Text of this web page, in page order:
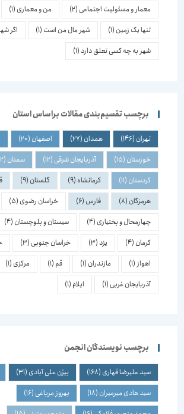
معمار و مسئولیت اجتماعی(2) من و معماری(1)
تنها یک زمین(1) شهر مال من است(1) اگر
شهر به چه کسی تعلق دارد(1)
برچسب تقسیم‌بندی مقالات براساس استان
تهران(146) همدان(27) اصفهان(20)
خوزستان(15) آذربایجان شرقی(12) سمنان(12)
کردستان(11) کرمانشاه(9) گلستان(9)
هرمزگان(8) فارس(6) خراسان رضوی(5)
چهارمحال و بختیاری(4) سیستان و بلوچستان(4)
کرمان(4)
(3) خراسان جنوبی(3)
اهواز(1) مازندران(1)
(1) مرکزی(1)
آذربایجان غربی(1) ایلام(1)
برچسب نویسندگان انجمن
سید علیرضا قهاری(168) بیژن علی آبادی(31)
سید هادی میرمیران(18) بهروز مرباغی(16)